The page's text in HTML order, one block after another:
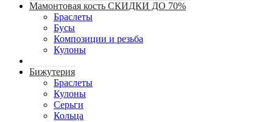
Мамонтовая кость СКИДКИ ДО 70%
Браслеты
Бусы
Композиции и резьба
Кулоны
Бижутерия
Браслеты
Кулоны
Серьги
Кольца